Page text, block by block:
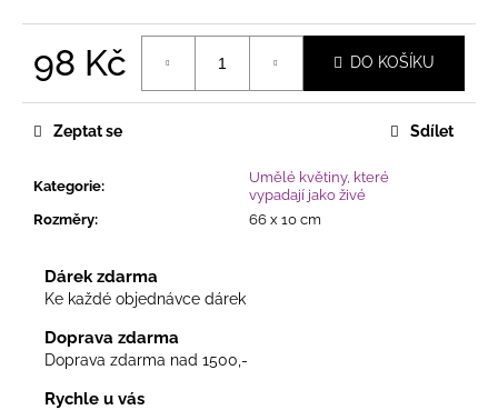
98 Kč DO KOŠÍKU
Kategorie:
Umělé květiny, které
vypadají jako živé
Rozměry: 66 x 10 cm
Zeptat se Sdílet
Dárek zdarma
Ke každé objednávce dárek
Doprava zdarma
Doprava zdarma nad 1500,-
Rychle u vás